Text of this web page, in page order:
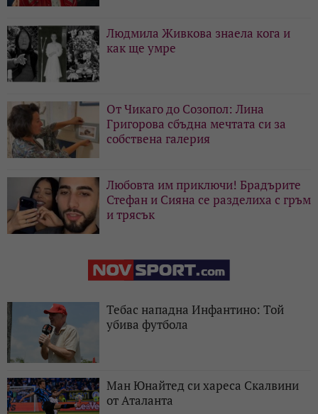
Людмила Живкова знаела кога и
как ще умре
От Чикаго до Созопол: Лина
Григорова сбъдна мечтата си за
собствена галерия
Любовта им приключи! Брадърите
Стефан и Сияна се разделиха с гръм
и трясък
Тебас нападна Инфантино: Той
убива футбола
Ман Юнайтед си хареса Скалвини
от Аталанта